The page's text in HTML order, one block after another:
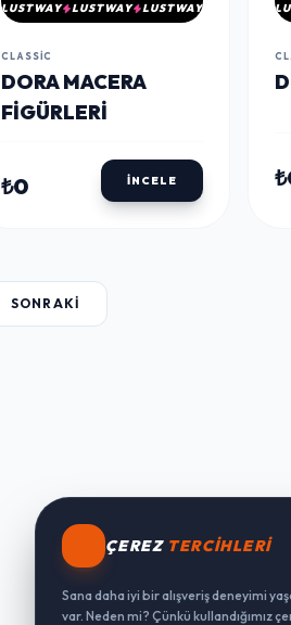
LUSTWAY LUSTWAY LUSTWAY
CLASSIC
DORA MACERA
FIGÜRLERI
₺0 İNCELE
SONRAKI
ÇEREZ TERCIHLERI
Sana daha iyi bir alışveriş deneyimi
var. Neden mi? Çünkü kullandığımız